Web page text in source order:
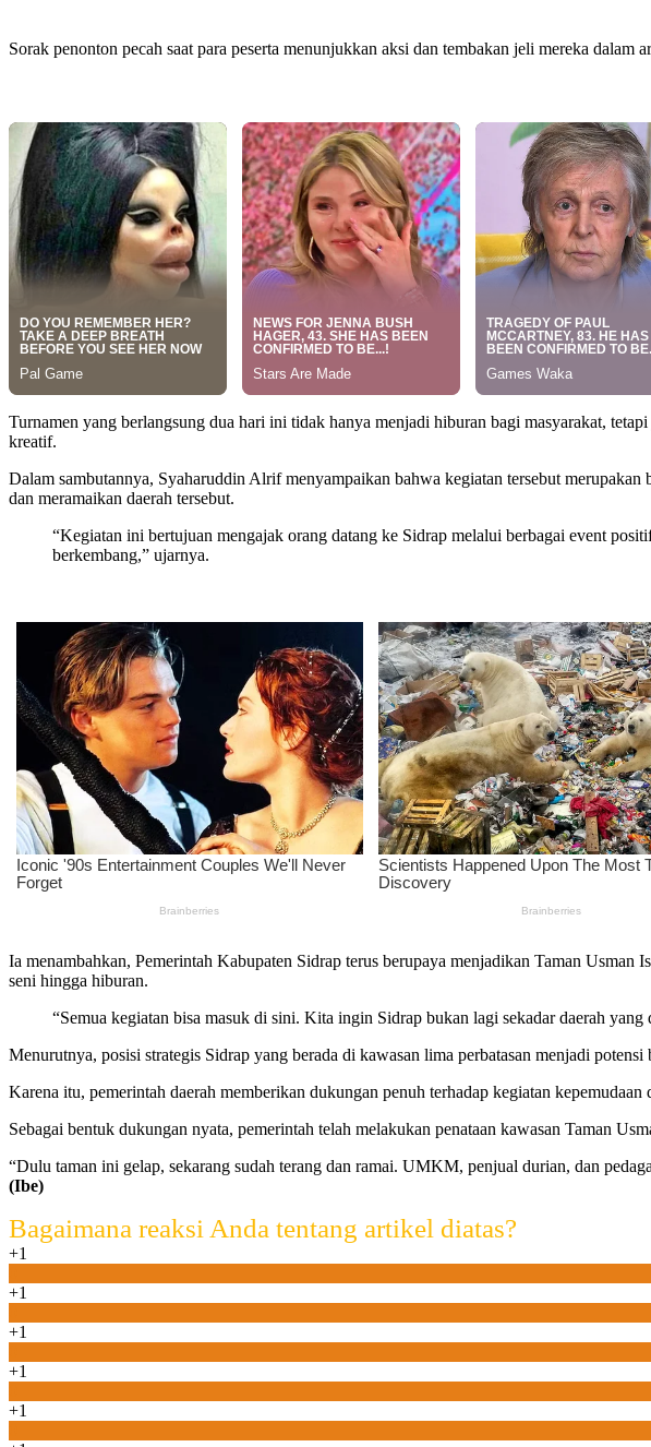
Sorak penonton pecah saat para peserta menunjukkan aksi dan tembakan jeli mereka dalam
Turnamen yang berlangsung dua hari ini tidak hanya menjadi hiburan bagi masyarakat,
kreatif.
Dalam sambutannya, Syaharuddin Alrif menyampaikan bahwa kegiatan tersebut
dan meramaikan daerah tersebut.
“Kegiatan ini bertujuan mengajak orang datang ke Sidrap melalui berbagai event
berkembang,” ujarnya.
Ia menambahkan, Pemerintah Kabupaten Sidrap terus berupaya menjadikan Taman
seni hingga hiburan.
“Semua kegiatan bisa masuk di sini. Kita ingin Sidrap bukan lagi sekadar daerah
Menurutnya, posisi strategis Sidrap yang berada di kawasan lima perbatasan menjadi
Karena itu, pemerintah daerah memberikan dukungan penuh terhadap kegiatan
Sebagai bentuk dukungan nyata, pemerintah telah melakukan penataan kawasan Taman
“Dulu taman ini gelap, sekarang sudah terang dan ramai. UMKM, penjual durian, dan
(Ibe)
Bagaimana reaksi Anda tentang artikel diatas?
+1
+1
+1
+1
+1